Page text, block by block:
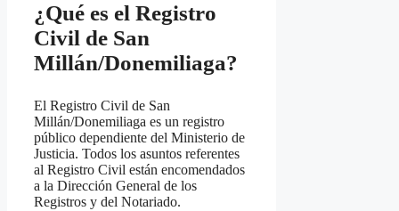
¿Qué es el Registro
Civil de San
Millán/Donemiliaga?
El Registro Civil de San
Millán/Donemiliaga es un registro
público dependiente del Ministerio de
Justicia. Todos los asuntos referentes
al Registro Civil están encomendados
a la Dirección General de los
Registros y del Notariado.